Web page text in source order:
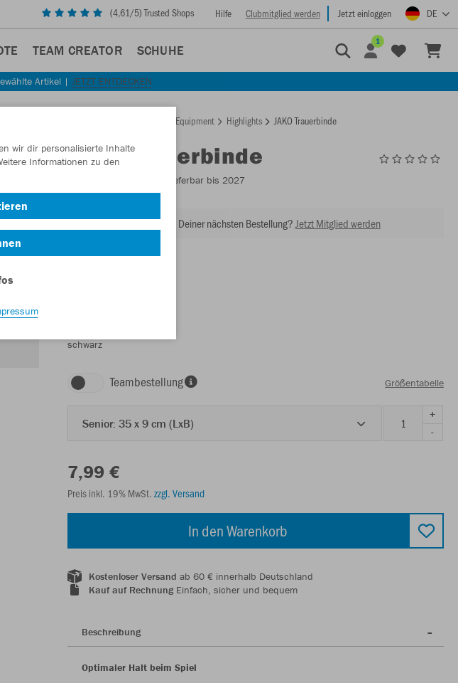
(4,61/5) Trusted Shops Hilfe Clubmitglied werden Jetzt einloggen DE
TEAM CREATOR SCHUHE
1
Artikel | JETZT ENTDECKEN
Equipment Highlights JAKO Trauerbinde
JAKOTrauerbinde
- Lieferbar bis 2027
Lust auf 30% Rabatt bei Deiner nächsten Bestellung? Jetzt Mitglied werden
schwarz
Teambestellung Größentabelle
Senior: 35 x 9 cm (LxB)
+
-
7,99 €
Preis inkl. 19% MwSt. zzgl. Versand
In den Warenkorb
Kostenloser Versand ab 60 € innerhalb Deutschland
Kauf auf RechnungEinfach, sicher und bequem
Beschreibung
Optimaler Halt beim Spiel
wir dir personalisierte Inhalte
Informationen zu den